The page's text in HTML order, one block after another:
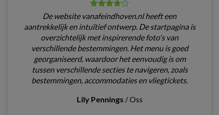
De website vanafeindhoven.nl heeft een
aantrekkelijk en intuïtief ontwerp. De startpagina is
overzichtelijk met inspirerende foto's van
verschillende bestemmingen. Het menu is goed
georganiseerd, waardoor het eenvoudig is om
tussen verschillende secties te navigeren, zoals
bestemmingen, accommodaties en vliegtickets.
Lily Pennings /Oss